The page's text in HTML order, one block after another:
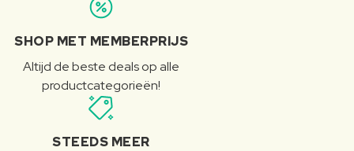
SHOP MET MEMBERPRIJS
Altijd de beste deals op alle
productcategorieën!
STEEDS MEER